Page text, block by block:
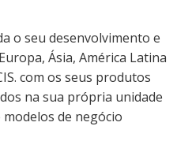
o seu desenvolvimento e
Ásia, América Latina
com os seus produtos
na sua própria unidade
de negócio